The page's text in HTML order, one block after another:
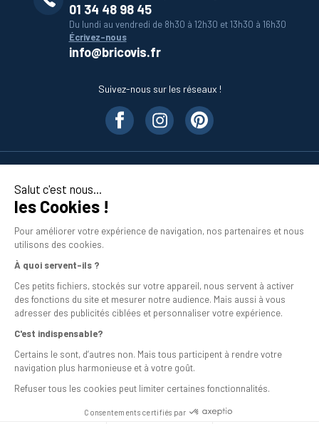
Salut c'est nous...
les Cookies !
Pour améliorer votre expérience de navigation, nos partenaires et nous
utilisons des cookies.
À quoi servent-ils ?
Ces petits fichiers, stockés sur votre appareil, nous servent à activer
des fonctions du site et mesurer notre audience. Mais aussi à vous
adresser des publicités ciblées et personnaliser votre expérience.
C'est indispensable?
Certains le sont, d’autres non. Mais tous participent à rendre votre
navigation plus harmonieuse et à votre goût.
Refuser tous les cookies peut limiter certaines fonctionnalités.
Consentements certifiés par
01 34 48 98 45
Du lundi au vendredi de 8h30 à 12h30 et 13h30 à 16h30
Écrivez-nous
info@bricovis.fr
Suivez-nous sur les réseaux !
En savoir plus
Mentions légales
Conditions générales de vente